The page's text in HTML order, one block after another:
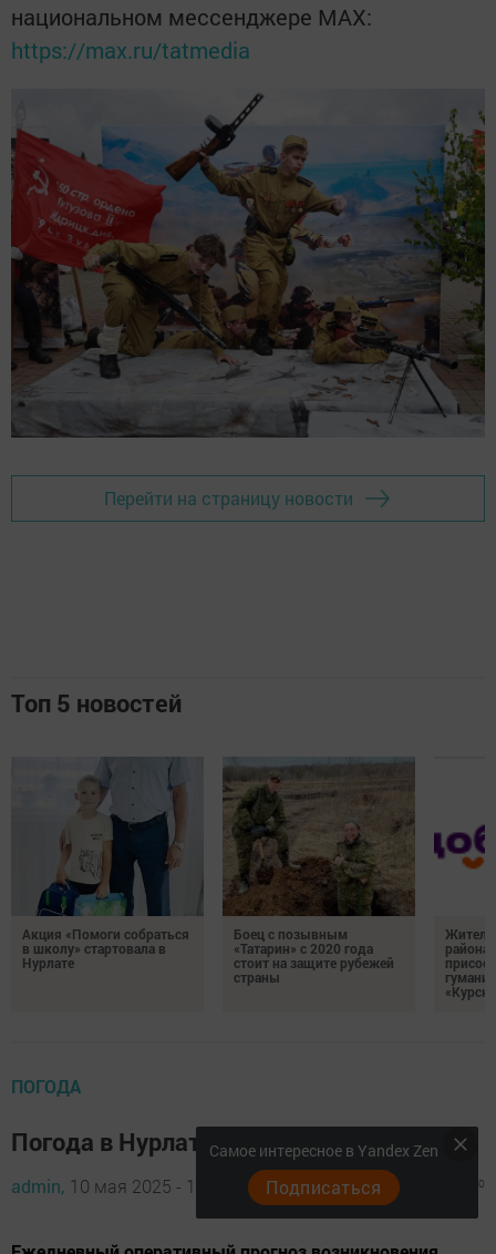
национальном мессенджере MАХ:
https://max.ru/tatmedia
Перейти на страницу новости
Топ 5 новостей
Акция «Помоги собраться
в школу» стартовала в
Нурлате
Боец с позывным
«Татарин» с 2020 года
стоит на защите рубежей
страны
района
ПОГОДА
Погода в Нурлате 11 мая
admin, 10 мая 2025 - 14:32 939 0
Самое интересное в Yandex Zen
Подписаться